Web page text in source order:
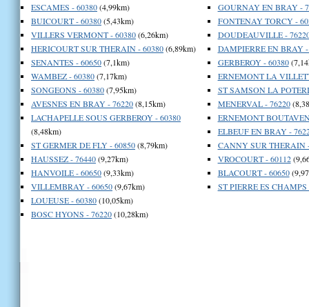
ESCAMES - 60380(4,99km)
BUICOURT - 60380(5,43km)
VILLERS VERMONT - 60380(6,26km)
HERICOURT SUR THERAIN - 60380(6,89km)
SENANTES - 60650(7,1km)
WAMBEZ - 60380(7,17km)
SONGEONS - 60380(7,95km)
AVESNES EN BRAY - 76220(8,15km)
LACHAPELLE SOUS GERBEROY - 60380
(8,48km)
ST GERMER DE FLY - 60850(8,79km)
HAUSSEZ - 76440(9,27km)
HANVOILE - 60650(9,33km)
VILLEMBRAY - 60650(9,67km)
LOUEUSE - 60380(10,05km)
BOSC HYONS - 76220(10,28km)
GOURNAY EN BRAY -
FONTENAY TORCY -
DOUDEAUVILLE -
DAMPIERRE EN BRAY -
GERBEROY - 60380
ERNEMONT LA
ST SAMSON LA
MENERVAL - 76220
ERNEMONT
ELBEUF EN BRAY -
CANNY SUR THERAIN
VROCOURT - 60112
BLACOURT - 60650
ST PIERRE ES CHAMPS